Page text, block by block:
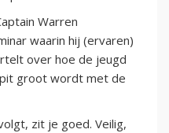
Warren
waarin hij (ervaren)
over hoe de jeugd
groot wordt met de
zit je goed. Veilig,